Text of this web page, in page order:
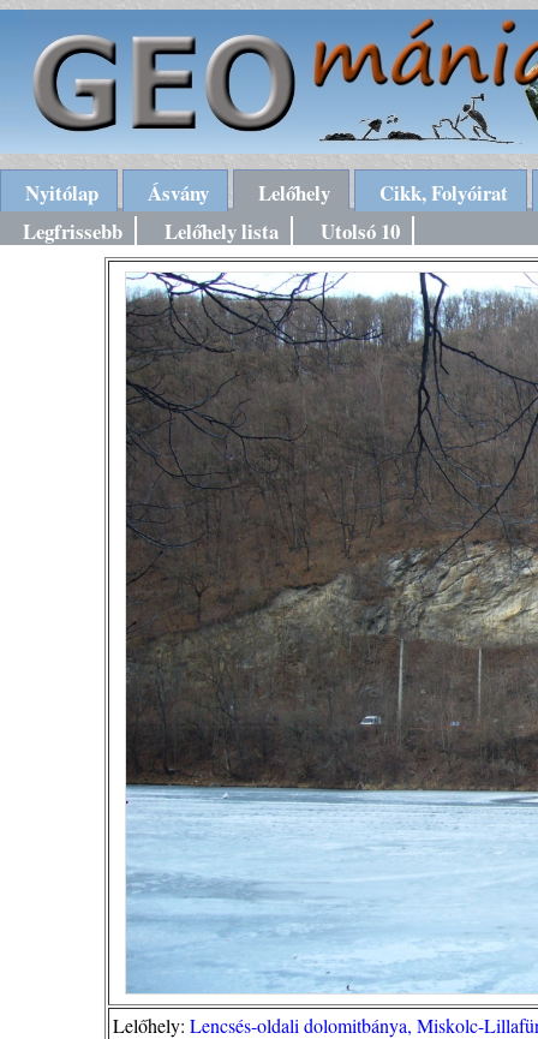
Nyitólap Ásvány Lelőhely
Cikk, Folyóirat
Legfrissebb
Lelőhely lista Utolsó 10
Lelőhely: Lencsés-oldali dolomitbánya, Miskolc-